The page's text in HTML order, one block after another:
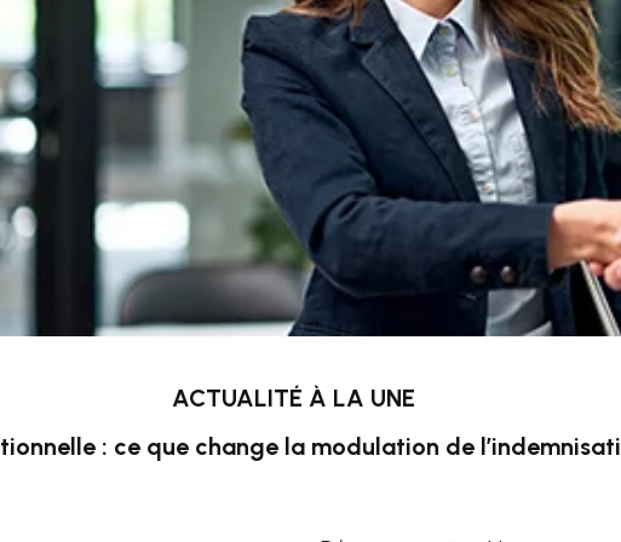
ACTUALITÉ À LA UNE
: ce que change la modulation de